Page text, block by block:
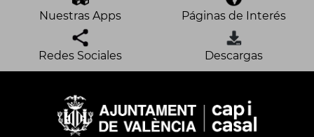
Nuestras Apps Páginas de Interés
Redes Sociales Descargas